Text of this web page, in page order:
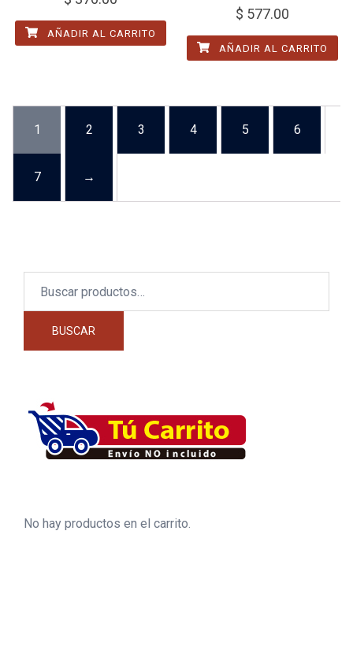
AÑADIR AL CARRITO
$ 577.00
AÑADIR AL CARRITO
1 2 3 4 5 6
7 →
BUSCAR
No hay productos en el carrito.